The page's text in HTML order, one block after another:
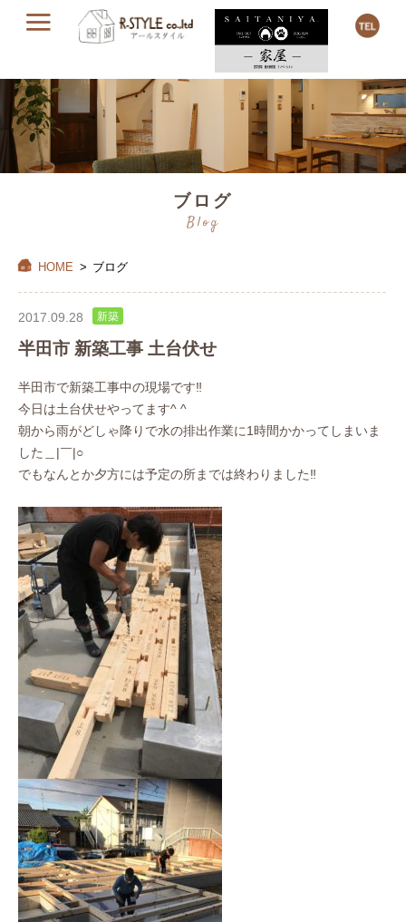
ブログ
Blog
HOME > ブログ
2017.09.28 新築
半田市 新築工事 土台伏せ
半田市で新築工事中の現場です‼︎
今日は土台伏せやってます^ ^
朝から雨がどしゃ降りで水の排出作業に1時間かかってしまいま
した＿|￣|○
でもなんとか夕方には予定の所までは終わりました‼︎